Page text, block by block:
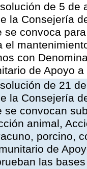
de 5
la Consejería
se convoca
el
con
de Apoyo
de 21
la Consejería
se convocan
animal,
porcino,
de
las